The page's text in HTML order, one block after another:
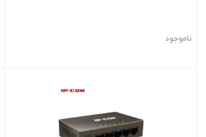
ناموجود